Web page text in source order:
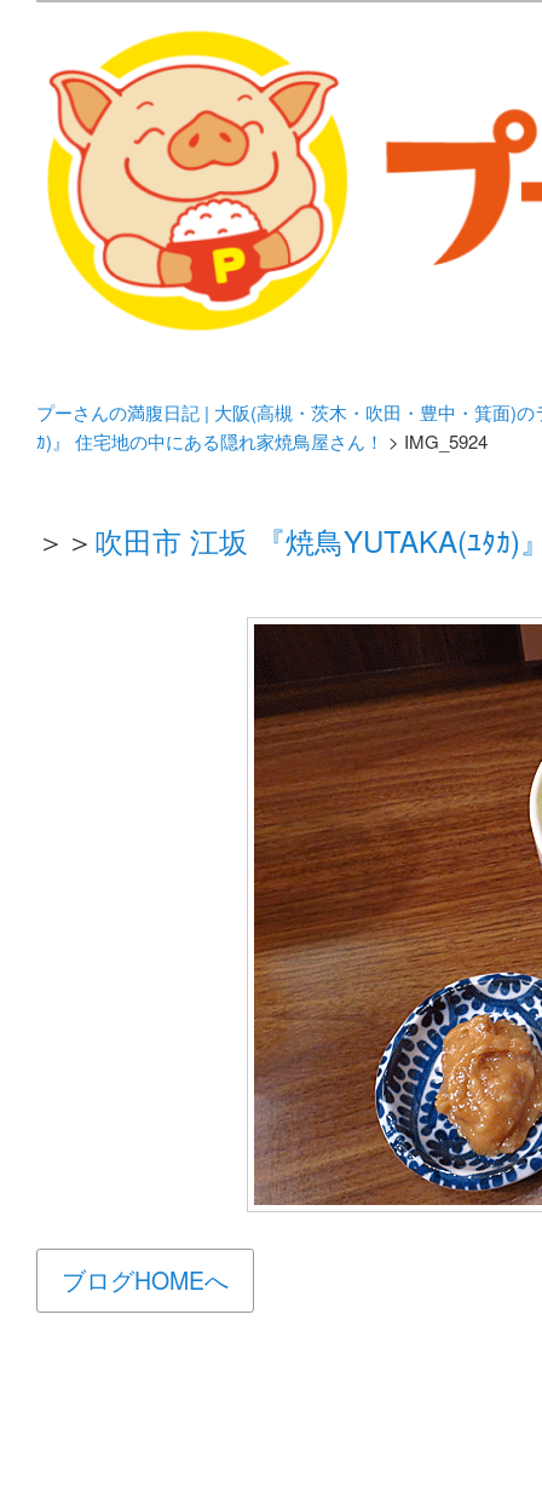
プーさんの満腹日記 |
豊中・箕面)のランチ＆
化してます。
プーさんの満腹日記 | 大阪(高槻・茨木・吹田・豊中・箕面)
ｶ)』 住宅地の中にある隠れ家焼鳥屋さん！ > IMG_5924
＞＞ 吹田市 江坂 『焼鳥YUTAKA(ﾕﾀｶ
ブログHOMEへ